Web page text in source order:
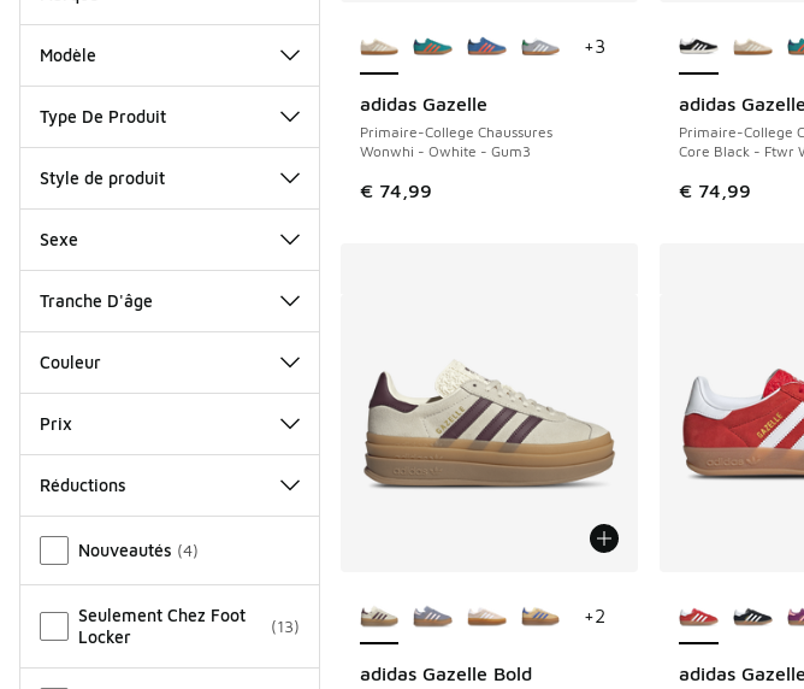
Modèle
Type De Produit
Style de produit
Sexe
Tranche D'âge
Couleur
Prix
Réductions
Nouveautés (4)
Seulement Chez Foot
Locker
(13)
adidas Gazelle
Primaire-College Chaussures
Wonwhi - Owhite - Gum3
€ 74,99
+3
adidas Gazelle
Primaire-College
Core Black - Ftwr
€ 74,99
adidas Gazelle Bold
+2
adidas